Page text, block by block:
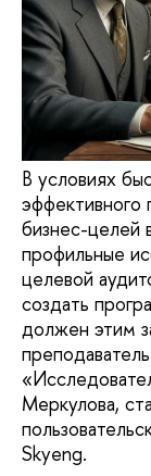
В условиях
бизнес-целей
профильные
целевой
создать
должен этим
Меркулова,
Skyeng.